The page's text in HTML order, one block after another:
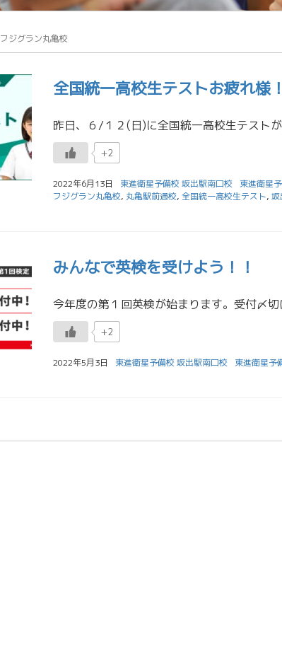
フジグラン丸亀校
全国統一高校生テストお疲れ様！
+2
2022年6月13日 東進衛星予備校 坂出駅南口校
東進衛星
フジグラン丸亀校, 丸亀駅前通校, 全国統一高校生テスト, 坂
みんなで英検を受けよう！！
+2
2022年5月3日 東進衛星予備校 坂出駅南口校 東進衛星予